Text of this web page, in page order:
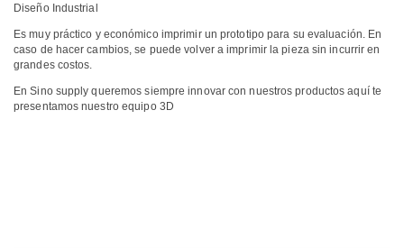
Diseño Industrial
Es muy práctico y económico imprimir un prototipo para su evaluación. En
caso de hacer cambios, se puede volver a imprimir la pieza sin incurrir en
grandes costos.
En Sino supply queremos siempre innovar con nuestros productos aquí te
presentamos nuestro equipo 3D